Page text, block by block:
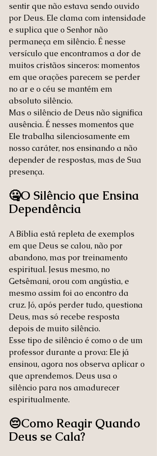
sentir que não estava sendo ouvido
por Deus. Ele clama com intensidade
e suplica que o Senhor não
permaneça em silêncio. É nesse
versículo que encontramos a dor de
muitos cristãos sinceros: momentos
em que orações parecem se perder
no ar e o céu se mantém em
absoluto silêncio.
Mas o silêncio de Deus não significa
ausência. É nesses momentos que
Ele trabalha silenciosamente em
nosso caráter, nos ensinando a não
depender de respostas, mas de Sua
presença.
🤐O Silêncio que Ensina
Dependência
A Bíblia está repleta de exemplos
em que Deus se calou, não por
abandono, mas por treinamento
espiritual. Jesus mesmo, no
Getsêmani, orou com angústia, e
mesmo assim foi ao encontro da
cruz. Jó, após perder tudo, questiona
Deus, mas só recebe resposta
depois de muito silêncio.
Esse tipo de silêncio é como o de um
professor durante a prova: Ele já
ensinou, agora nos observa aplicar o
que aprendemos. Deus usa o
silêncio para nos amadurecer
espiritualmente.
😔Como Reagir Quando
Deus se Cala?